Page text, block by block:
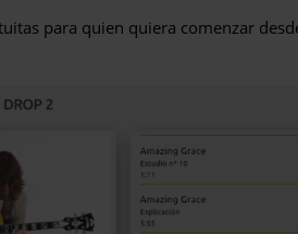
para quien quiera comenzar